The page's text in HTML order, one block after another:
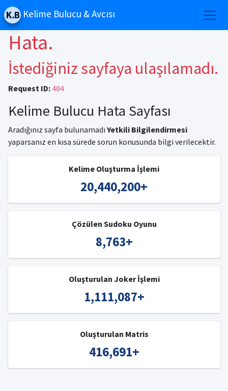
Kelime Bulucu & Avcısı
Hata.
İstediğiniz sayfaya ulaşılamadı.
Request ID: 404
Kelime Bulucu Hata Sayfası
Aradığınız sayfa bulunamadı Yetkili Bilgilendirmesi
yaparsanız en kısa sürede sorun konusunda bilgi verilecektir.
Kelime Oluşturma İşlemi
20,440,200+
Çözülen Sudoku Oyunu
8,763+
Oluşturulan Joker İşlemi
1,111,087+
Oluşturulan Matris
416,691+